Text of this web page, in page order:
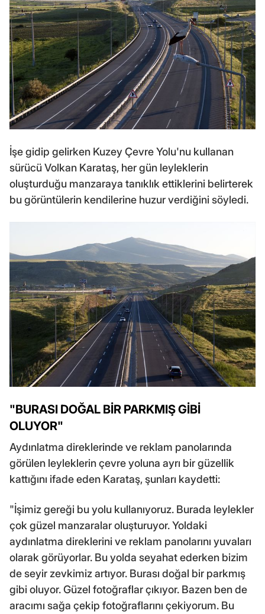
İşe gidip gelirken Kuzey Çevre Yolu'nu kullanan
sürücü Volkan Karataş, her gün leyleklerin
oluşturduğu manzaraya tanıklık ettiklerini belirterek
bu görüntülerin kendilerine huzur verdiğini söyledi.
"BURASI DOĞAL BİR PARKMIŞ GİBİ
OLUYOR"
Aydınlatma direklerinde ve reklam panolarında
görülen leyleklerin çevre yoluna ayrı bir güzellik
kattığını ifade eden Karataş, şunları kaydetti:
"İşimiz gereği bu yolu kullanıyoruz. Burada leylekler
çok güzel manzaralar oluşturuyor. Yoldaki
aydınlatma direklerini ve reklam panolarını yuvaları
olarak görüyorlar. Bu yolda seyahat ederken bizim
de seyir zevkimiz artıyor. Burası doğal bir parkmış
gibi oluyor. Güzel fotoğraflar çıkıyor. Bazen ben de
aracımı sağa çekip fotoğraflarını çekiyorum. Bu